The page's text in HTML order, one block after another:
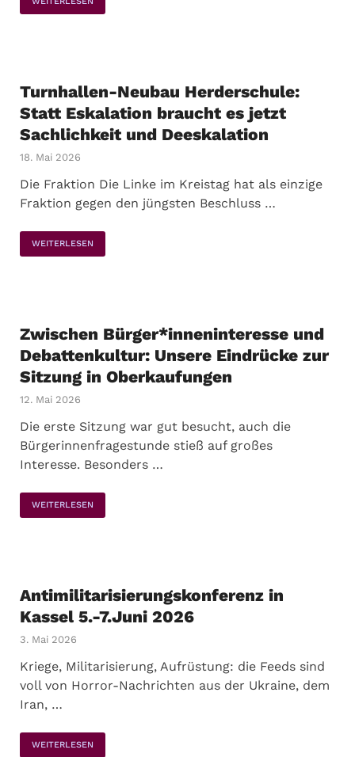
Turnhallen-Neubau Herderschule:
Statt Eskalation braucht es jetzt
Sachlichkeit und Deeskalation
18. Mai 2026
Die Fraktion Die Linke im Kreistag hat als einzige
Fraktion gegen den jüngsten Beschluss …
WEITERLESEN
Zwischen Bürger*inneninteresse und
Debattenkultur: Unsere Eindrücke zur
Sitzung in Oberkaufungen
12. Mai 2026
Die erste Sitzung war gut besucht, auch die
Bürgerinnenfragestunde stieß auf großes
Interesse. Besonders …
WEITERLESEN
Antimilitarisierungskonferenz in
Kassel 5.-7.Juni 2026
3. Mai 2026
Kriege, Militarisierung, Aufrüstung: die Feeds sind
voll von Horror-Nachrichten aus der Ukraine, dem
Iran, …
WEITERLESEN